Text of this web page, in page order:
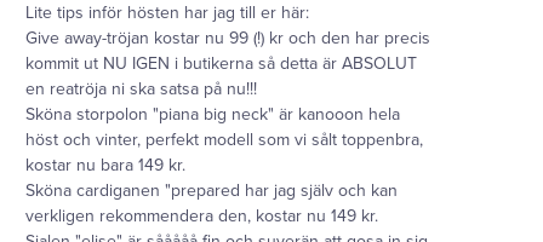
Lite tips inför hösten har jag till er här:
Give away-tröjan kostar nu 99 (!) kr och den har precis
kommit ut NU IGEN i butikerna så detta är ABSOLUT
en reatröja ni ska satsa på nu!!!
Sköna storpolon "piana big neck" är kanooon hela
höst och vinter, perfekt modell som vi sålt toppenbra,
kostar nu bara 149 kr.
Sköna cardiganen "prepared har jag själv och kan
verkligen rekommendera den, kostar nu 149 kr.